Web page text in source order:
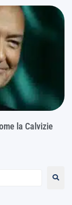
la Calvizie